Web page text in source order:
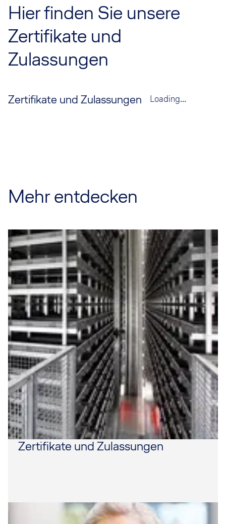
Hier finden Sie unsere
Zertifikate und
Zulassungen
Zertifikate und Zulassungen Loading...
Mehr entdecken
Zertifikate und Zulassungen